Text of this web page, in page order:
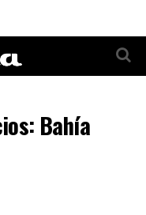
Bahía